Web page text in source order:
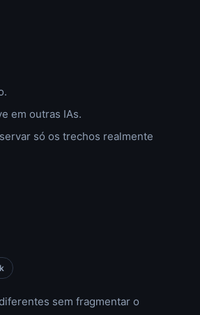
em outras IAs.
só os trechos realmente
sem fragmentar o